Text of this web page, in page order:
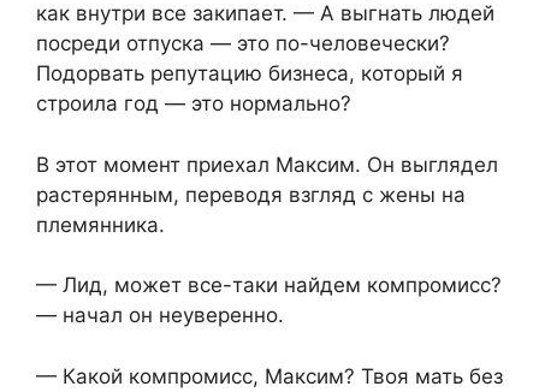
как внутри все закипает. — А выгнать людей
посреди отпуска — это по-человечески?
Подорвать репутацию бизнеса, который я
строила год — это нормально?
В этот момент приехал Максим. Он выглядел
растерянным, переводя взгляд с жены на
племянника.
— Лид, может все-таки найдем компромисс?
— начал он неуверенно.
— Какой компромисс, Максим? Твоя мать без